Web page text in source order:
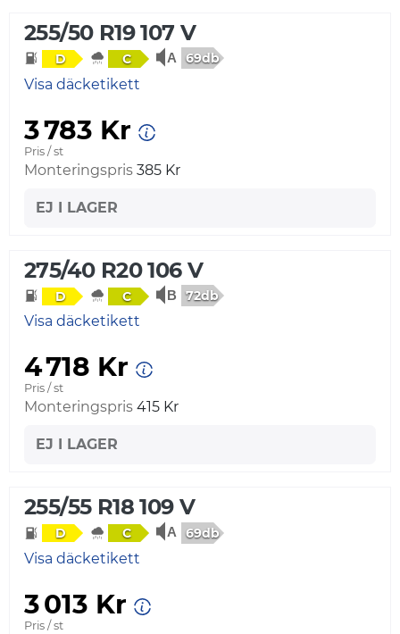
255/50 R19 107 V
D C 69db
Visa däcketikett
3 783 Kr
Pris / st
Monteringspris 385 Kr
EJ I LAGER
275/40 R20 106 V
D C 72db
Visa däcketikett
4 718 Kr
Pris / st
Monteringspris 415 Kr
EJ I LAGER
255/55 R18 109 V
D C 69db
Visa däcketikett
3 013 Kr
Pris / st